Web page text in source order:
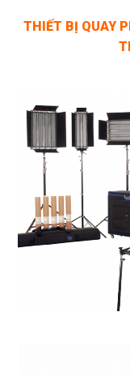
THIẾT BỊ QUAY